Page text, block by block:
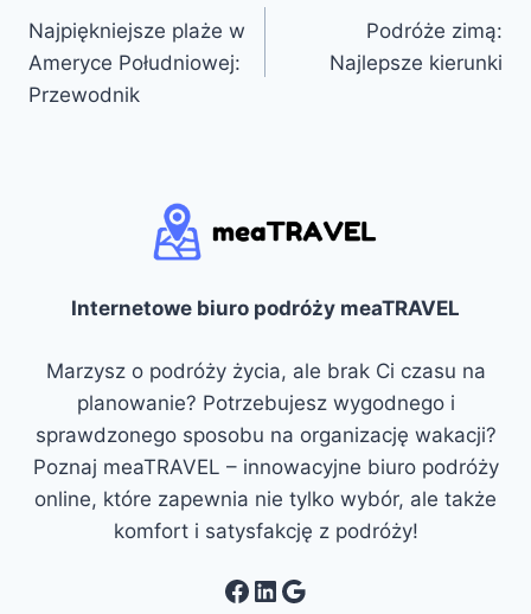
wpisu
Najpiękniejsze plaże w
Ameryce Południowej:
Przewodnik
Podróże zimą:
Najlepsze kierunki
Internetowe biuro podróży meaTRAVEL
Marzysz o podróży życia, ale brak Ci czasu na
planowanie? Potrzebujesz wygodnego i
sprawdzonego sposobu na organizację wakacji?
Poznaj meaTRAVEL – innowacyjne biuro podróży
online, które zapewnia nie tylko wybór, ale także
komfort i satysfakcję z podróży!
Facebook
LinkedIn
Google